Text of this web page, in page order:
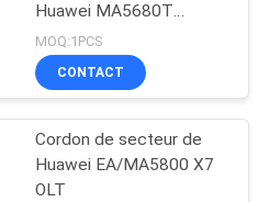
Huawei MA5680T
5683T
MOQ:1PCS
CONTACT
Cordon de secteur de
Huawei EA/MA5800 X7
OLT